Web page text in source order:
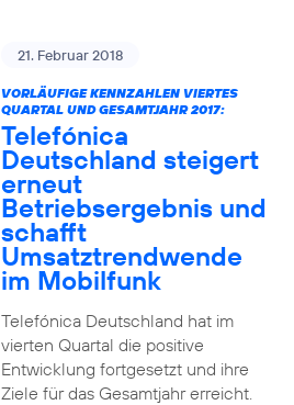
21. Februar 2018
VORLÄUFIGE KENNZAHLEN VIERTES
QUARTAL UND GESAMTJAHR 2017:
Telefónica
Deutschland steigert
erneut
Betriebsergebnis und
schafft
Umsatztrendwende
im Mobilfunk
Telefónica Deutschland hat im
vierten Quartal die positive
Entwicklung fortgesetzt und ihre
Ziele für das Gesamtjahr erreicht.